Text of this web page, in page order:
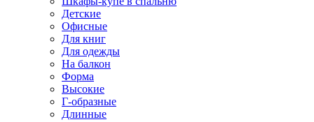
Детские
Офисные
Для книг
Для одежды
На балкон
Форма
Высокие
Г-образные
Длинные